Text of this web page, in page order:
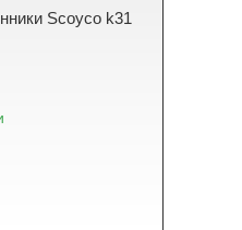
Scoyco k31